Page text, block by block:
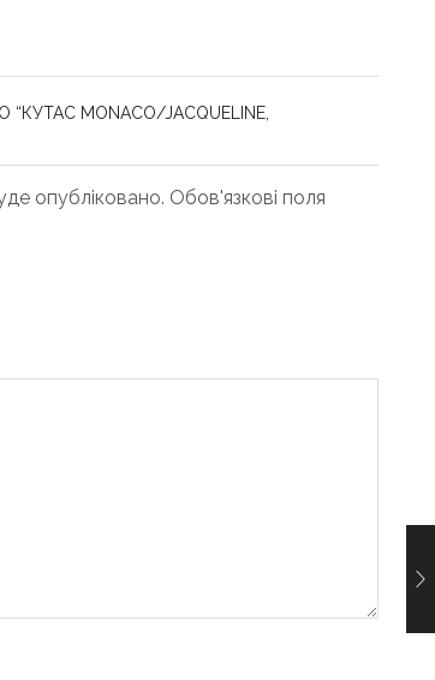
MONACO/JACQUELINE,
опубліковано. Обов'язкові поля